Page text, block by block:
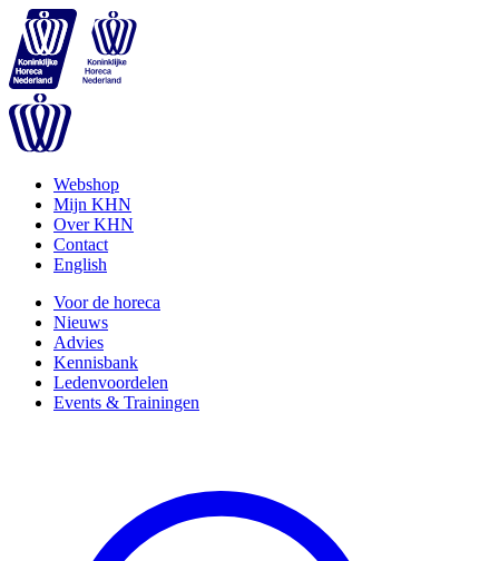
Webshop
Mijn KHN
Over KHN
Contact
English
Voor de horeca
Nieuws
Advies
Kennisbank
Ledenvoordelen
Events & Trainingen